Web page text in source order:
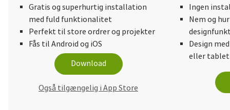
Gratis og superhurtig installation
med fuld funktionalitet
Perfekt til store ordrer og projekter
Fås til Android og iOS
Download
Også tilgængelig i App Store
Ingen
Nem og
Design
eller tablet